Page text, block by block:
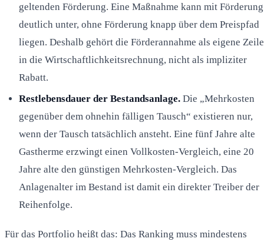
geltenden Förderung. Eine Maßnahme kann mit Förderung
deutlich unter, ohne Förderung knapp über dem Preispfad
liegen. Deshalb gehört die Förderannahme als eigene Zeile
in die Wirtschaftlichkeitsrechnung, nicht als impliziter
Rabatt.
Restlebensdauer der Bestandsanlage. Die „Mehrkosten
gegenüber dem ohnehin fälligen Tausch“ existieren nur,
wenn der Tausch tatsächlich ansteht. Eine fünf Jahre alte
Gastherme erzwingt einen Vollkosten-Vergleich, eine 20
Jahre alte den günstigen Mehrkosten-Vergleich. Das
Anlagenalter im Bestand ist damit ein direkter Treiber der
Reihenfolge.
Für das Portfolio heißt das: Das Ranking muss mindestens